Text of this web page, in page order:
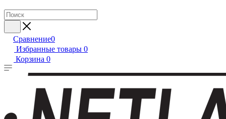
Сравнение0
Избранные товары 0
Корзина 0